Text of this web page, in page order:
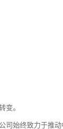
变。
司始终致力于推